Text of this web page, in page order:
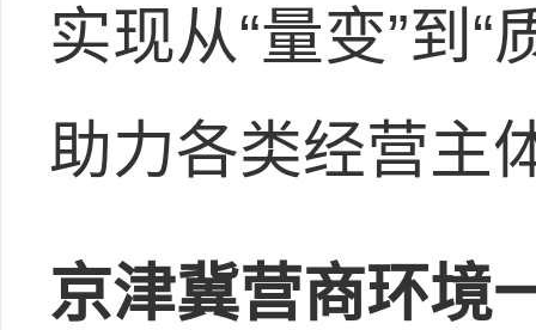
实现从“量变”到
助力各类经营主
京津冀营商环境